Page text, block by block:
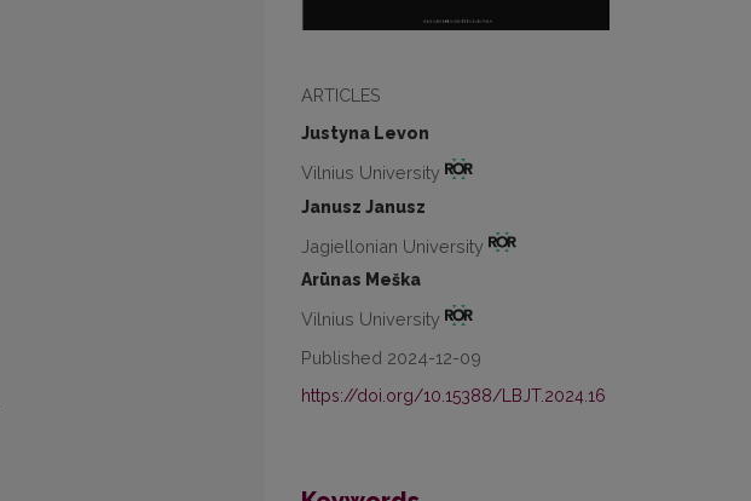
ARTICLES
Justyna Levon
Vilnius University
Janusz Janusz
Jagiellonian University
Arūnas Meška
Vilnius University
Published 2024-12-09
https://doi.org/10.15388/LBJT.2024.16